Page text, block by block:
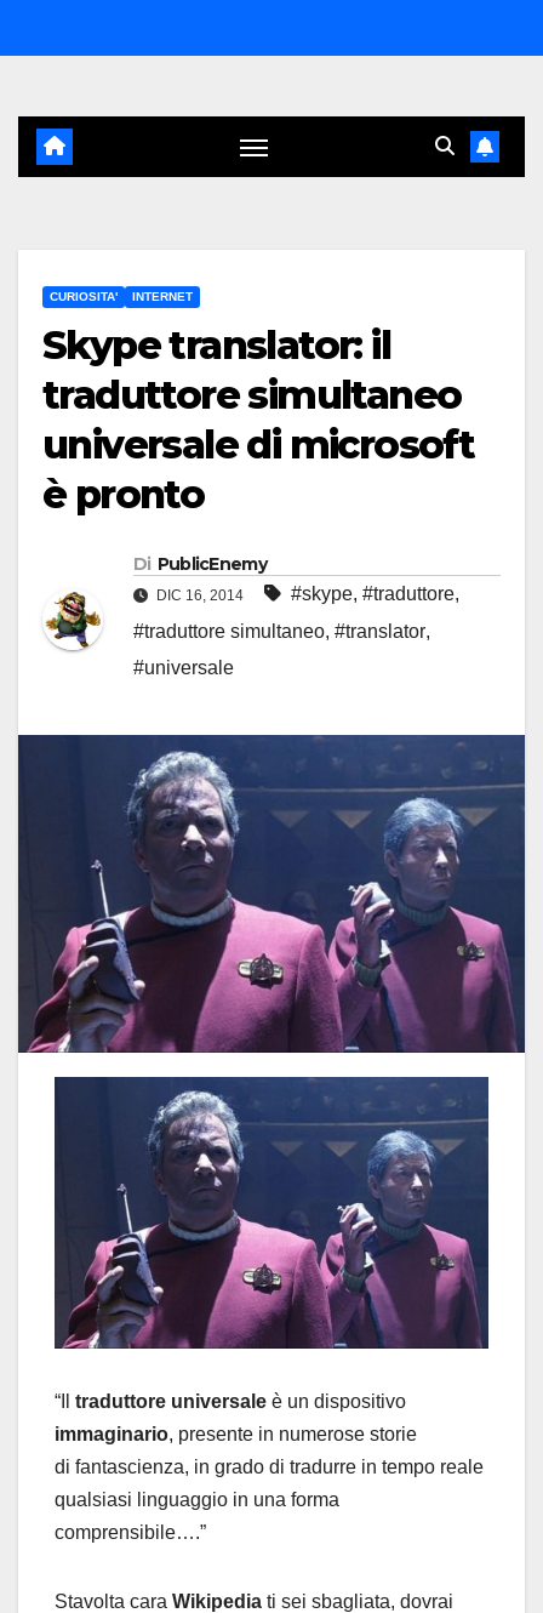
al
CURIOSITA' INTERNET
Skype translator: il
traduttore simultaneo
universale di microsoft
è pronto
Di PublicEnemy
DIC 16, 2014 #skype, #traduttore,
#traduttore simultaneo, #translator,
#universale
“Il traduttore universale è un dispositivo
immaginario, presente in numerose storie
di fantascienza, in grado di tradurre in tempo reale
qualsiasi linguaggio in una forma
comprensibile….”
Stavolta cara Wikipedia ti sei sbagliata, dovrai